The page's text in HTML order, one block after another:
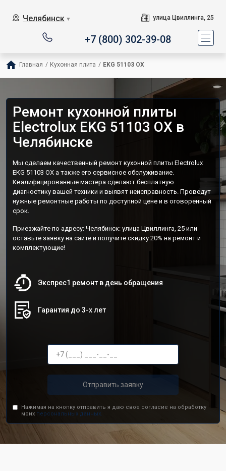
Челябинск ▼ улица Цвиллинга, 25
+7 (800) 302-39-08
Главная / Кухонная плита / EKG 51103 OX
Ремонт кухонной плиты
Electrolux EKG 51103 OX в
Челябинске
Мы сделаем качественный ремонт кухонной плиты Electrolux
EKG 51103 OX а также его сервисное обслуживание.
Квалифицированные мастера сделают бесплатную
диагностику вашей техники и выявят неисправность. Проведут
нужные ремонтные работы по доступной цене и в оговоренный
срок.
Приезжайте по адресу: Челябинск: улица Цвиллинга, 25 или
оставьте заявку на сайте и получите скидку 20% на ремонт и
комплектующие!
Экспрес1 ремонт в день обращения
Гарантия до 3-х лет
Отправить заявку
Нажимая на кнопку отправить я даю свое согласие на обработку
моих персональных данных.